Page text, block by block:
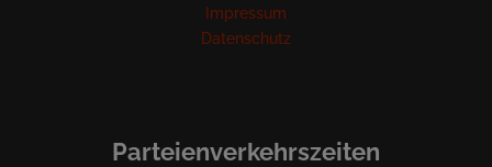
Impressum
Datenschutz
Parteienverkehrszeiten